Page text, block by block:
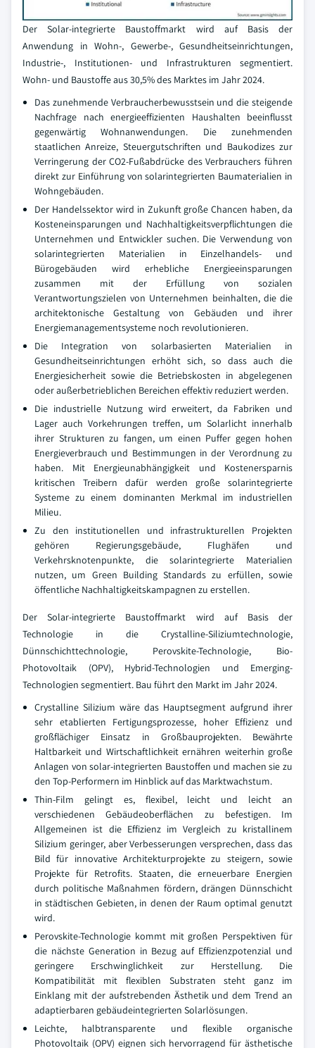
Der Solar-integrierte Baustoffmarkt wird auf Basis der
Anwendung in Wohn-, Gewerbe-, Gesundheitseinrichtungen,
Industrie-, Institutionen- und Infrastrukturen segmentiert.
Wohn- und Baustoffe aus 30,5% des Marktes im Jahr 2024.
Das zunehmende Verbraucherbewusstsein und die steigende
Nachfrage nach energieeffizienten Haushalten beeinflusst
gegenwärtig Wohnanwendungen. Die zunehmenden
staatlichen Anreize, Steuergutschriften und Baukodizes zur
Verringerung der CO2-Fußabdrücke des Verbrauchers führen
direkt zur Einführung von solarintegrierten Baumaterialien in
Wohngebäuden.
Der Handelssektor wird in Zukunft große Chancen haben, da
Kosteneinsparungen und Nachhaltigkeitsverpflichtungen die
Unternehmen und Entwickler suchen. Die Verwendung von
solarintegrierten Materialien in Einzelhandels- und
Bürogebäuden wird erhebliche Energieeinsparungen
zusammen mit der Erfüllung von sozialen
Verantwortungszielen von Unternehmen beinhalten, die die
architektonische Gestaltung von Gebäuden und ihrer
Energiemanagementsysteme noch revolutionieren.
Die Integration von solarbasierten Materialien in
Gesundheitseinrichtungen erhöht sich, so dass auch die
Energiesicherheit sowie die Betriebskosten in abgelegenen
oder außerbetrieblichen Bereichen effektiv reduziert werden.
Die industrielle Nutzung wird erweitert, da Fabriken und
Lager auch Vorkehrungen treffen, um Solarlicht innerhalb
ihrer Strukturen zu fangen, um einen Puffer gegen hohen
Energieverbrauch und Bestimmungen in der Verordnung zu
haben. Mit Energieunabhängigkeit und Kostenersparnis
kritischen Treibern dafür werden große solarintegrierte
Systeme zu einem dominanten Merkmal im industriellen
Milieu.
Zu den institutionellen und infrastrukturellen Projekten
gehören Regierungsgebäude, Flughäfen und
Verkehrsknotenpunkte, die solarintegrierte Materialien
nutzen, um Green Building Standards zu erfüllen, sowie
öffentliche Nachhaltigkeitskampagnen zu erstellen.
Der Solar-integrierte Baustoffmarkt wird auf Basis der
Technologie in die Crystalline-Siliziumtechnologie,
Dünnschichttechnologie, Perovskite-Technologie, Bio-
Photovoltaik (OPV), Hybrid-Technologien und Emerging-
Technologien segmentiert. Bau führt den Markt im Jahr 2024.
Crystalline Silizium wäre das Hauptsegment aufgrund ihrer
sehr etablierten Fertigungsprozesse, hoher Effizienz und
großflächiger Einsatz in Großbauprojekten. Bewährte
Haltbarkeit und Wirtschaftlichkeit ernähren weiterhin große
Anlagen von solar-integrierten Baustoffen und machen sie zu
den Top-Performern im Hinblick auf das Marktwachstum.
Thin-Film gelingt es, flexibel, leicht und leicht an
verschiedenen Gebäudeoberflächen zu befestigen. Im
Allgemeinen ist die Effizienz im Vergleich zu kristallinem
Silizium geringer, aber Verbesserungen versprechen, dass das
Bild für innovative Architekturprojekte zu steigern, sowie
Projekte für Retrofits. Staaten, die erneuerbare Energien
durch politische Maßnahmen fördern, drängen Dünnschicht
in städtischen Gebieten, in denen der Raum optimal genutzt
wird.
Perovskite-Technologie kommt mit großen Perspektiven für
die nächste Generation in Bezug auf Effizienzpotenzial und
geringere Erschwinglichkeit zur Herstellung. Die
Kompatibilität mit flexiblen Substraten steht ganz im
Einklang mit der aufstrebenden Ästhetik und dem Trend an
adaptierbaren gebäudeintegrierten Solarlösungen.
Leichte, halbtransparente und flexible organische
Photovoltaik (OPV) eignen sich hervorragend für ästhetische